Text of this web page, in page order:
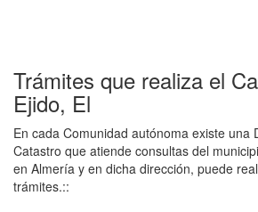
Trámites que realiza el
Ejido, El
En cada Comunidad autónoma existe una
Catastro que atiende consultas del
en Almería y en dicha dirección, puede
trámites.::